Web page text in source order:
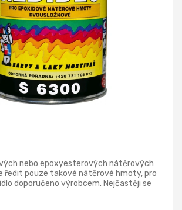
nebo epoxyesterových nátěrových
ředit pouze takové nátěrové hmoty, pro
doporučeno výrobcem. Nejčastěji se